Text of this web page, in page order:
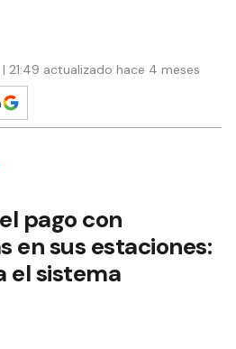
21:49 actualizado hace 4 meses
pago con
en sus estaciones:
el sistema